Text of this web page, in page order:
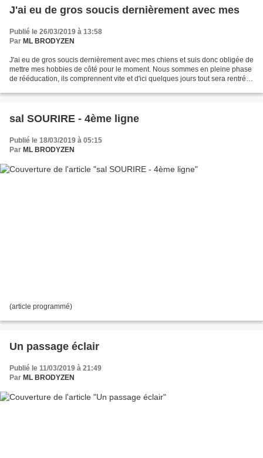
J'ai eu de gros soucis dernièrement avec mes
Publié le 26/03/2019 à 13:58
Par ML BRODYZEN
J'ai eu de gros soucis dernièrement avec mes chiens et suis donc obligée de
mettre mes hobbies de côté pour le moment. Nous sommes en pleine phase
de rééducation, ils comprennent vite et d'ici quelques jours tout sera rentré
sal SOURIRE - 4ème ligne
Publié le 18/03/2019 à 05:15
Par ML BRODYZEN
(article programmé)
Un passage éclair
Publié le 11/03/2019 à 21:49
Par ML BRODYZEN